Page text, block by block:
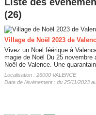
(26)
Village de Noël 2023 de
Vivez un Noël féérique à
magie de Noël Du 25
Noël de Valence. Une
Localisation : 26000 VALENCE
Date de l'évènement : du 25/11/2023